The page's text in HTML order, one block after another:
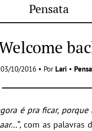
Pensata
03/10/2016 • Por Lari •
é pra ficar,
“, com as palavras